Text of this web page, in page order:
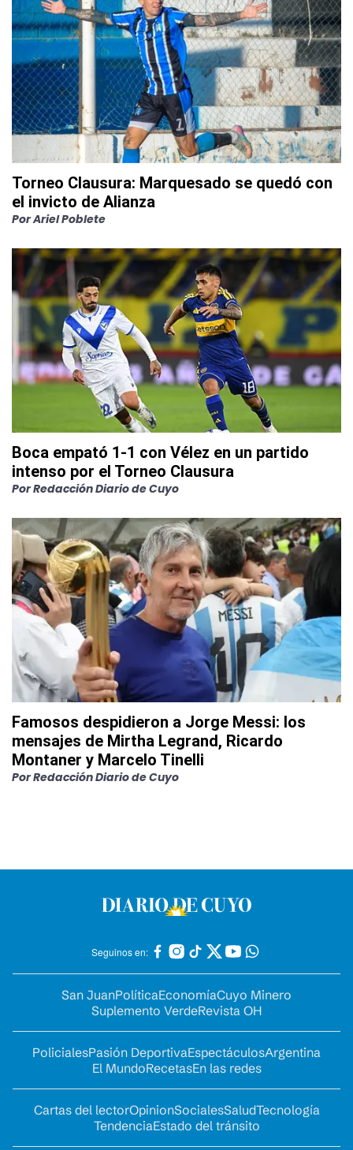
Torneo Clausura: Marquesado se quedó con
el invicto de Alianza
PorAriel Poblete
Boca empató 1-1 con Vélez en un partido
intenso por el Torneo Clausura
PorRedacción Diario de Cuyo
Famosos despidieron a Jorge Messi: los
mensajes de Mirtha Legrand, Ricardo
Montaner y Marcelo Tinelli
PorRedacción Diario de Cuyo
Seguinos en:
San JuanPolíticaEconomíaCuyo Minero
Suplemento VerdeRevista OH
PolicialesPasión DeportivaEspectáculosArgentina
El MundoRecetasEn las redes
Cartas del lectorOpinionSocialesSaludTecnología
TendenciaEstado del tránsito